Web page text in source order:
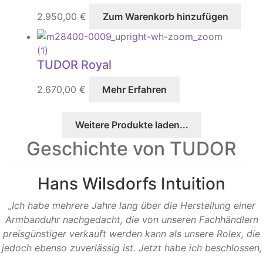
2.950,00 € Zum Warenkorb hinzufügen
TUDOR Royal
2.670,00 € Mehr Erfahren
Weitere Produkte laden...
Geschichte von TUDOR
Hans Wilsdorfs Intuition
„Ich habe mehrere Jahre lang über die Herstellung einer
Armbanduhr nachgedacht, die von unseren Fachhändlern
preisgünstiger verkauft werden kann als unsere Rolex, die
jedoch ebenso zuverlässig ist. Jetzt habe ich beschlossen,